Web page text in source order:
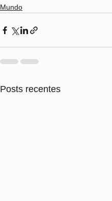
Mundo
Posts recentes